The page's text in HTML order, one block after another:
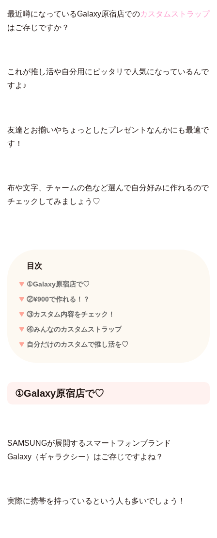
最近噂になっているGalaxy原宿店でのカスタムストラップ
はご存じですか？
これが推し活や自分用にピッタリで人気になっているんで
すよ♪
友達とお揃いやちょっとしたプレゼントなんかにも最適で
す！
布や文字、チャームの色など選んで自分好みに作れるので
チェックしてみましょう♡
目次
①Galaxy原宿店で♡
②¥900で作れる！？
③カスタム内容をチェック！
④みんなのカスタムストラップ
自分だけのカスタムで推し活を♡
①Galaxy原宿店で♡
SAMSUNGが展開するスマートフォンブランド
Galaxy（ギャラクシー）はご存じですよね？
実際に携帯を持っているという人も多いでしょう！